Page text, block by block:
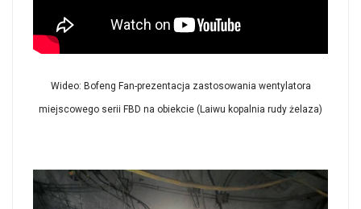
Wideo: Bofeng Fan-prezentacja zastosowania wentylatora
miejscowego serii FBD na obiekcie (Laiwu kopalnia rudy żelaza)